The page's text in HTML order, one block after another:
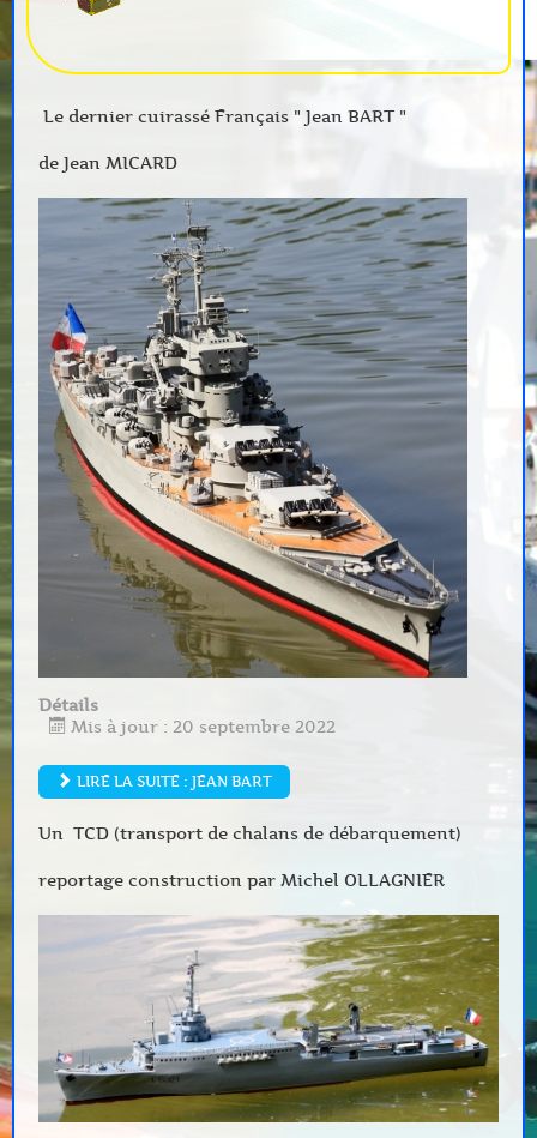
Le dernier cuirassé Français " Jean BART "
de Jean MICARD
Détails
Mis à jour : 20 septembre 2022
LIRE LA SUITE : JEAN BART
Un TCD (transport de chalans de débarquement)
reportage construction par Michel OLLAGNIER